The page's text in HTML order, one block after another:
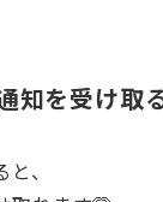
知を受け
、